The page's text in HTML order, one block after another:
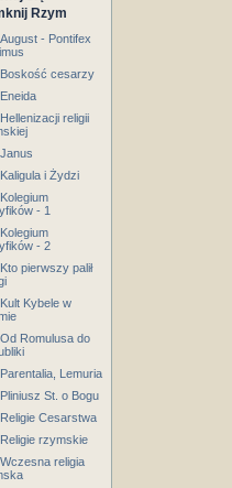
Rzym
August - Pontifex
Boskość cesarzy
Eneida
Hellenizacji religii
Janus
Kaligula i Żydzi
Kolegium
- 1
Kolegium
- 2
Kto pierwszy palił
Kult Kybele w
Od Romulusa do
Parentalia, Lemuria
Pliniusz St. o Bogu
Religie Cesarstwa
Religie rzymskie
Wczesna religia